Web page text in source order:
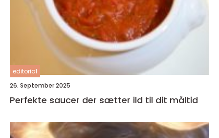
editorial
26. September 2025
Perfekte saucer der sætter ild til dit måltid